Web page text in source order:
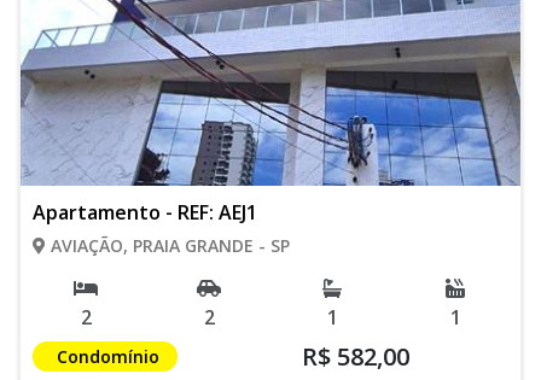
Apartamento - REF: AEJ1
AVIAÇÃO, PRAIA GRANDE - SP
2 2 1 1
Condomínio R$ 582,00